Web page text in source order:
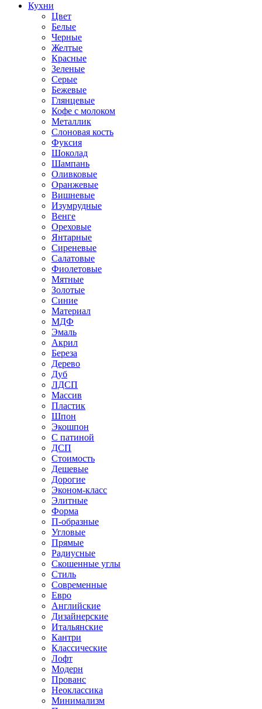
Кухни
Цвет
Белые
Черные
Желтые
Красные
Зеленые
Серые
Бежевые
Глянцевые
Кофе с молоком
Металлик
Слоновая кость
Фуксия
Шоколад
Шампань
Оливковые
Оранжевые
Вишневые
Изумрудные
Венге
Ореховые
Янтарные
Сиреневые
Салатовые
Фиолетовые
Мятные
Золотые
Синие
Материал
МДФ
Эмаль
Акрил
Береза
Дерево
Дуб
ЛДСП
Массив
Пластик
Шпон
Экошпон
С патиной
ДСП
Стоимость
Дешевые
Дорогие
Эконом-класс
Элитные
Форма
П-образные
Угловые
Прямые
Радиусные
Скошенные углы
Стиль
Современные
Евро
Английские
Дизайнерские
Итальянские
Кантри
Классические
Лофт
Модерн
Прованс
Неоклассика
Минимализм